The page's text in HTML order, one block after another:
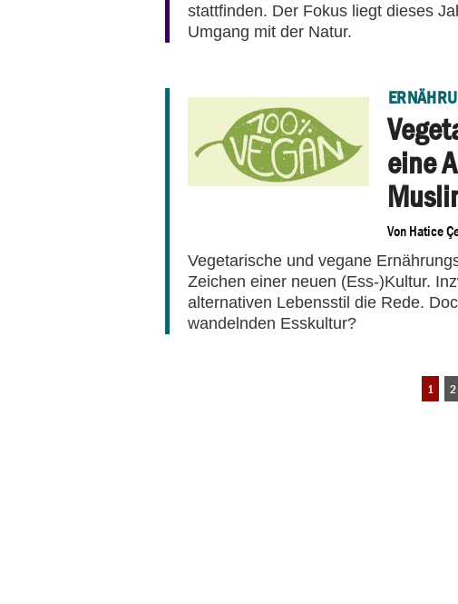
stattfinden. Der Fokus liegt dieses
Umgang mit der Natur.
eine
Von Hatice
Vegetarische und vegane
Zeichen einer neuen (Ess-)Kultur.
alternativen Lebensstil die Rede.
wandelnden Esskultur?
1 2